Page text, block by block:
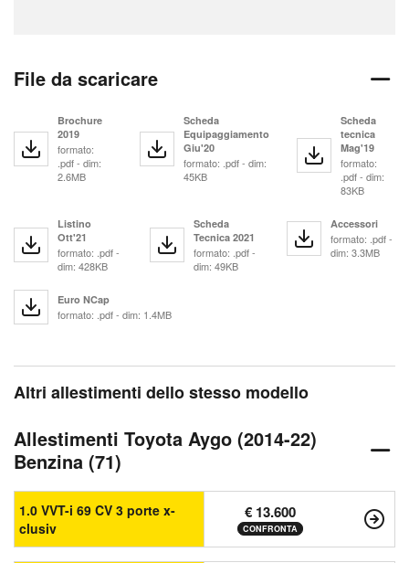
File da scaricare
Brochure
2019
formato:
.pdf - dim:
2.6MB
Scheda
Equipaggiamento
Giu'20
formato: .pdf - dim:
45KB
Scheda
tecnica
Mag'19
formato:
.pdf - dim:
83KB
Listino
Ott'21
formato: .pdf -
dim: 428KB
Scheda
Tecnica 2021
formato: .pdf -
dim: 49KB
Accessori
formato: .pdf -
dim: 3.3MB
Euro NCap
formato: .pdf - dim: 1.4MB
Altri allestimenti dello stesso modello
Allestimenti Toyota Aygo (2014-22)
Benzina (71)
1.0 VVT-i 69 CV 3 porte x-
clusiv
€ 13.600
CONFRONTA